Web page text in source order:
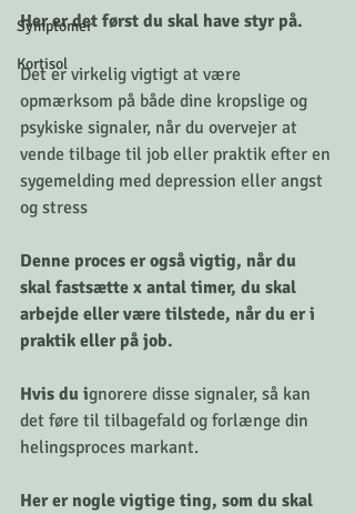
Symptomer
Kortisol
Her er det først du skal have styr på.
Det er virkelig vigtigt at være
opmærksom på både dine kropslige og
psykiske signaler, når du overvejer at
vende tilbage til job eller praktik efter en
sygemelding med depression eller angst
og stress
Denne proces er også vigtig, når du
skal fastsætte x antal timer, du skal
arbejde eller være tilstede, når du er i
praktik eller på job.
Hvis du ignorere disse signaler, så kan
det føre til tilbagefald og forlænge din
helingsproces markant.
Her er nogle vigtige ting, som du skal